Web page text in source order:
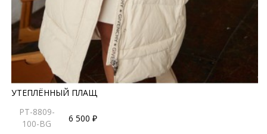
УТЕПЛЁННЫЙ ПЛАЩ
PT-8809-
100-BG
6 500 ₽